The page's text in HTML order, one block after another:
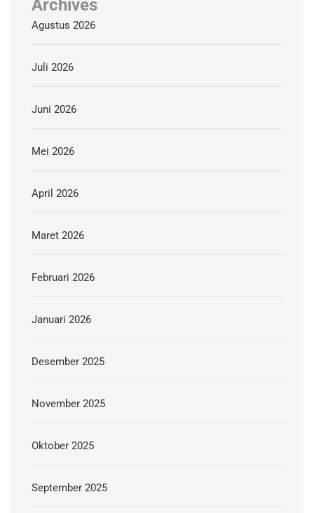
Archives
Agustus 2026
Juli 2026
Juni 2026
Mei 2026
April 2026
Maret 2026
Februari 2026
Januari 2026
Desember 2025
November 2025
Oktober 2025
September 2025